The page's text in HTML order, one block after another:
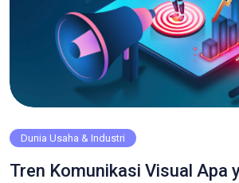
Dunia Usaha & Industri
Tren Komunikasi Visual Apa